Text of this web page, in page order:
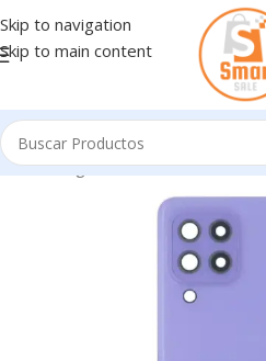
Skip to navigation
Skip to main content
Inicio/Ingresando